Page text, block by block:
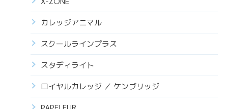
カレッジアニマル
スクールラインプラス
スタディライト
ロイヤルカレッジ ／ ケンブリッジ